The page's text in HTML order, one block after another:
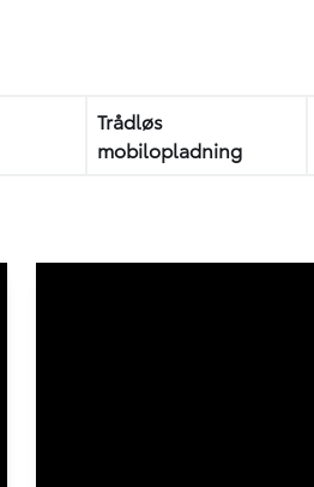
Trådløs
mobilopladning